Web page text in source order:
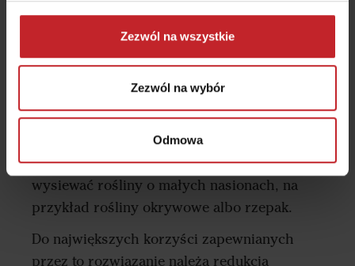
Zezwól na wszystkie
Zezwól na wybór
Odmowa
Kilka zabiegów podczas
jednego przejazdu
Gdy na kultywatorze Swift zamontowane
zostanie urządzenie BioDrill 360,
jednocześnie z uprawą gleby można
wysiewać rośliny o małych nasionach, na
przykład rośliny okrywowe albo rzepak.
Do największych korzyści zapewnianych
przez to rozwiązanie należą redukcja